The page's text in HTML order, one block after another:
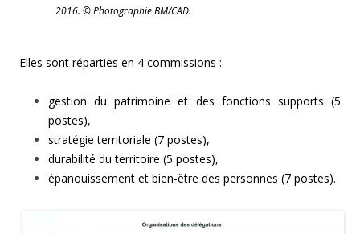
2016. © Photographie BM/CAD.
Elles sont réparties en 4 commissions :
gestion du patrimoine et des fonctions supports (5
postes),
stratégie territoriale (7 postes),
durabilité du territoire (5 postes),
épanouissement et bien-être des personnes (7 postes).